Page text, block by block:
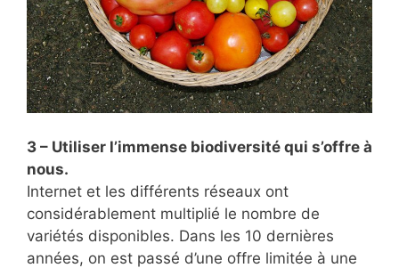
3 – Utiliser l’immense biodiversité qui s’offre à
nous.
Internet et les différents réseaux ont
considérablement multiplié le nombre de
variétés disponibles. Dans les 10 dernières
années, on est passé d’une offre limitée à une